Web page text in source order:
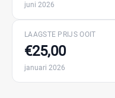
juni 2026
LAAGSTE PRIJS OOIT
€25,00
januari 2026